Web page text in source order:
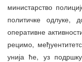
министарство
политичке одлуке,
оперативне
рецимо,
унија ће, уз